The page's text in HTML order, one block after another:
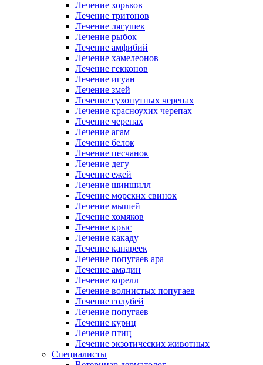
Лечение хорьков
Лечение тритонов
Лечение лягушек
Лечение рыбок
Лечение амфибий
Лечение хамелеонов
Лечение гекконов
Лечение игуан
Лечение змей
Лечение сухопутных черепах
Лечение красноухих черепах
Лечение черепах
Лечение агам
Лечение белок
Лечение песчанок
Лечение дегу
Лечение ежей
Лечение шиншилл
Лечение морских свинок
Лечение мышей
Лечение хомяков
Лечение крыс
Лечение какаду
Лечение канареек
Лечение попугаев ара
Лечение амадин
Лечение корелл
Лечение волнистых попугаев
Лечение голубей
Лечение попугаев
Лечение куриц
Лечение птиц
Лечение экзотических животных
Специалисты